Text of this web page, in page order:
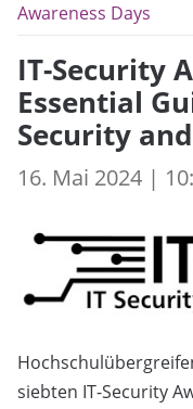
Awareness Days
IT-Security
Essential
Security
16. Mai 2024 |
siebten IT-Security